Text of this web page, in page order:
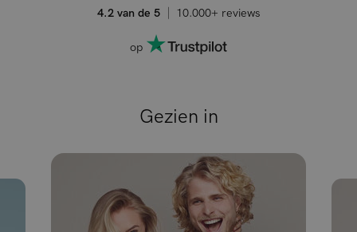
4.2 van de 5 10.000+ reviews
op
Gezien in